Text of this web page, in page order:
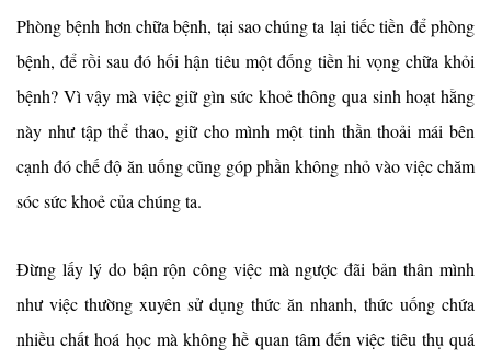
Phòng bệnh hơn chữa bệnh, tại sao chúng ta lại tiếc tiền để phòng
bệnh, để rồi sau đó hối hận tiêu một đống tiền hi vọng chữa khỏi
bệnh? Vì vậy mà việc giữ gìn sức khoẻ thông qua sinh hoạt hằng
này như tập thể thao, giữ cho mình một tinh thần thoải mái bên
cạnh đó chế độ ăn uống cũng góp phần không nhỏ vào việc chăm
sóc sức khoẻ của chúng ta.
Đừng lấy lý do bận rộn công việc mà ngược đãi bản thân mình
như việc thường xuyên sử dụng thức ăn nhanh, thức uống chứa
nhiều chất hoá học mà không hề quan tâm đến việc tiêu thụ quá